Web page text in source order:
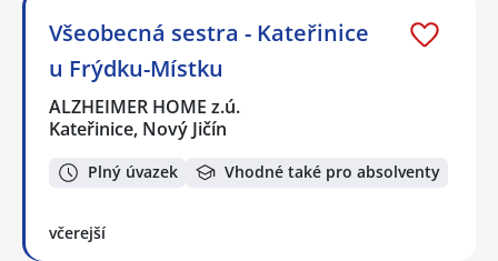
Všeobecná sestra - Kateřinice
u Frýdku-Místku
ALZHEIMER HOME z.ú.
Kateřinice, Nový Jičín
Plný úvazek Vhodné také pro absolventy
včerejší